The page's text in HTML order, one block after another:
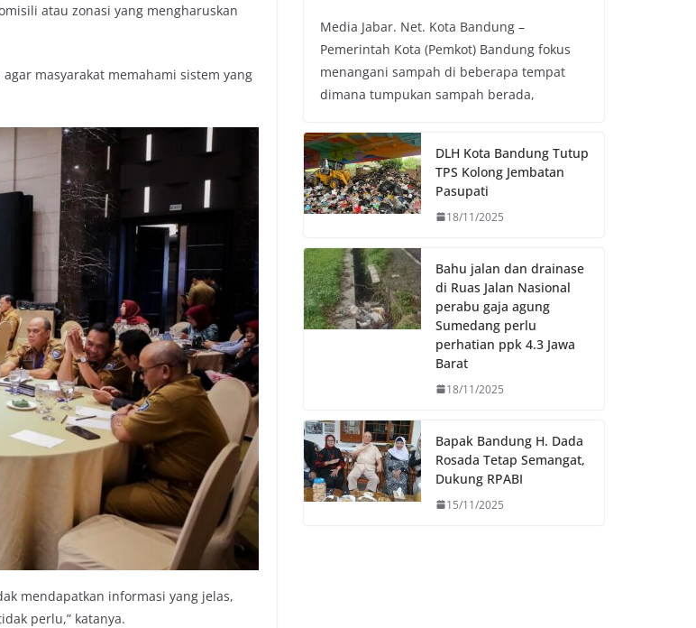
atau zonasi yang mengharuskan
masyarakat memahami sistem yang
mendapatkan informasi yang jelas,
perlu,” katanya.
c
e
b
o
k
i
t
t
e
a
t
s
A
p
p
y
L
i
k
Media Jabar. Net. Kota Bandung –
Pemerintah Kota (Pemkot) Bandung fokus
menangani sampah di beberapa tempat
dimana tumpukan sampah berada,
DLH Kota Bandung Tutup
TPS Kolong Jembatan
Pasupati
18/11/2025
Bahu jalan dan drainase
di Ruas Jalan Nasional
perabu gaja agung
Sumedang perlu
perhatian ppk 4.3 Jawa
Barat
18/11/2025
Bapak Bandung H. Dada
Rosada Tetap Semangat,
Dukung RPABI
15/11/2025